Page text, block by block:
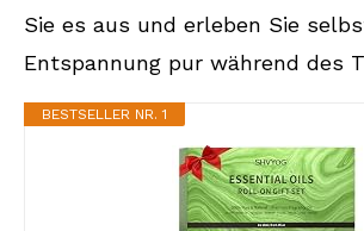
Sie es aus und erleben Sie
Entspannung pur während des
BESTSELLER NR. 1